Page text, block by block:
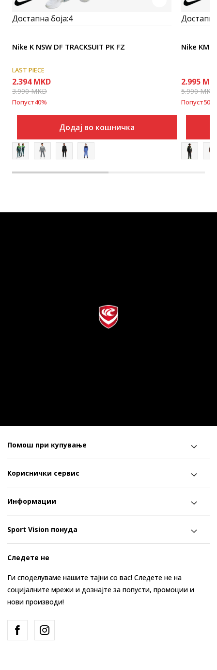
Достапна боја:4
Nike K NSW DF TRACKSUIT PK FZ
LAST PIECE
2.394 MKD
3.990MKD
Попуст40%
Додај во кошничка
Nike KM
2.995
5.990MKD
Попуст50
Помош при купување
Кориснички сервис
Информации
Sport Vision понуда
Следете не
Ги споделуваме нашите тајни со вас! Следете не на
социјалните мрежи и дознајте за попусти, промоции и
нови производи!